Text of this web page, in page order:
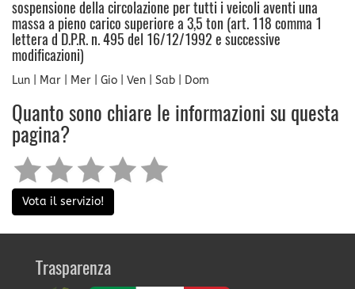
sospensione della circolazione per tutti i veicoli aventi una
massa a pieno carico superiore a 3,5 ton (art. 118 comma 1
lettera d D.P.R. n. 495 del 16/12/1992 e successive
modificazioni)
Lun | Mar | Mer | Gio | Ven | Sab | Dom
Quanto sono chiare le informazioni su questa
pagina?
Vota il servizio!
Trasparenza